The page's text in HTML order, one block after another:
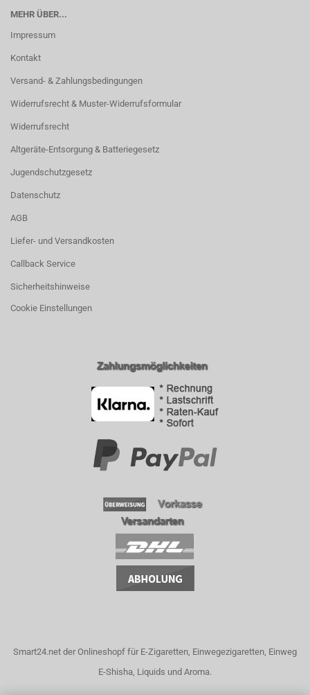
MEHR ÜBER...
Impressum
Kontakt
Versand- & Zahlungsbedingungen
Widerrufsrecht & Muster-Widerrufsformular
Widerrufsrecht
Altgeräte-Entsorgung & Batteriegesetz
Jugendschutzgesetz
Datenschutz
AGB
Liefer- und Versandkosten
Callback Service
Sicherheitshinweise
Cookie Einstellungen
Smart24.net der Onlineshopf für E-Zigaretten, Einwegezigaretten, Einweg
E-Shisha, Liquids und Aroma.